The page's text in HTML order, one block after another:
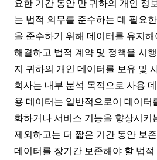
요한 기간 동안 만 귀하의 개인 정
는 법적 의무를 준수하는 데 필요
을 준수하기 위해 데이터를 유지
해결하고 법적 계약 및 정책을 시
지 귀하의 개인 데이터를 보유 및
회사는 내부 분석 목적으로 사용
용 데이터는 일반적으로이 데이터
화하거나 서비스 기능을 향상시키
제외하고는 더 짧은 기간 동안 보
데이터를 장기간 보존해야 할 법